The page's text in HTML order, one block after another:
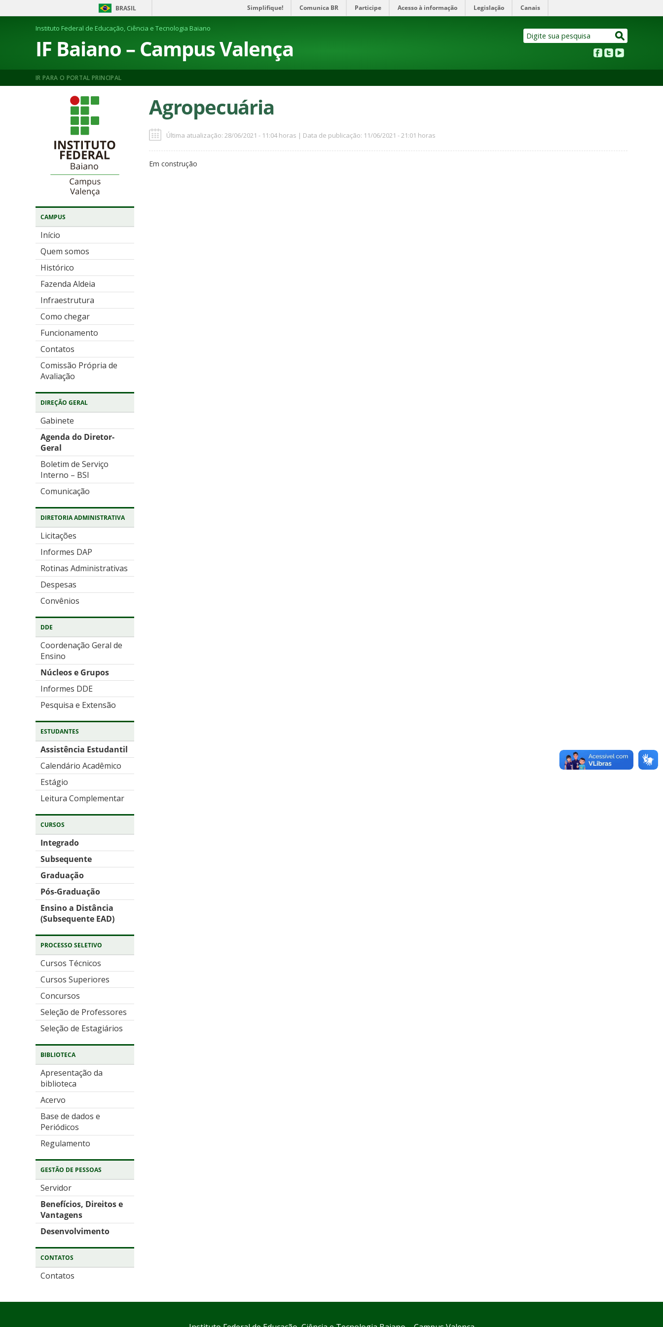
BRASIL Simplifique! Comunica BR Participe Acesso à informação Legislação Canais
Instituto Federal de Educação, Ciência e Tecnologia Baiano
IF Baiano – Campus Valença
IR PARA O PORTAL PRINCIPAL
CAMPUS
Início
Quem somos
Histórico
Fazenda Aldeia
Infraestrutura
Como chegar
Funcionamento
Contatos
Comissão Própria de
Avaliação
DIREÇÃO GERAL
Gabinete
Agenda do Diretor-
Geral
Boletim de Serviço
Interno – BSI
Comunicação
DIRETORIA ADMINISTRATIVA
Licitações
Informes DAP
Rotinas Administrativas
Despesas
Convênios
DDE
Coordenação Geral de
Ensino
Núcleos e Grupos
Informes DDE
Pesquisa e Extensão
ESTUDANTES
Assistência Estudantil
Calendário Acadêmico
Estágio
Leitura Complementar
CURSOS
Integrado
Subsequente
Graduação
Pós-Graduação
Ensino a Distância
(Subsequente EAD)
PROCESSO SELETIVO
Cursos Técnicos
Cursos Superiores
Concursos
Seleção de Professores
Seleção de Estagiários
BIBLIOTECA
Apresentação da
biblioteca
Acervo
Base de dados e
Periódicos
Regulamento
GESTÃO DE PESSOAS
Servidor
Benefícios, Direitos e
Vantagens
Desenvolvimento
CONTATOS
Contatos
Agropecuária
Última atualização: 28/06/2021 - 11:04 horas | Data de publicação: 11/06/2021 - 21:01 horas
Em construção